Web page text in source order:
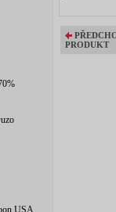
USA
PRODUKT